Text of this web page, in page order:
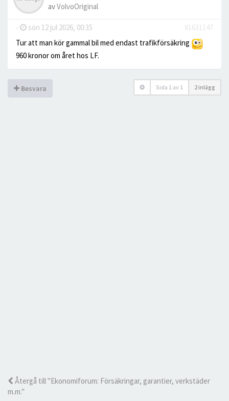
avVolvoOriginal
- sön 12 jul 2026, 00:35
#1631147
Tur att man kör gammal bil med endast trafikförsäkring
960 kronor om året hos LF.
Besvara Sida 1 av 1 2 inlägg
Återgå till "Ekonomiforum: Försäkringar, garantier, verkstäder
m.m."